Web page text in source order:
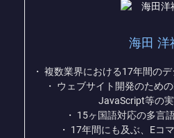
海田 洋
・ 複数業界における17年間の
・ ウェブサイト開発のため
JavaScript等の
・ 15ヶ国語対応の多言
・ 17年間にも及ぶ、Eコ